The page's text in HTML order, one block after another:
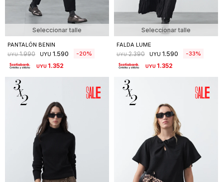
Seleccionar talle
PANTALÓN BENIN
UYU 1.990 UYU 1.590 20
UYU 1.352
Seleccionar talle
FALDA LUME
UYU 2.390 UYU 1.590 33
UYU 1.352